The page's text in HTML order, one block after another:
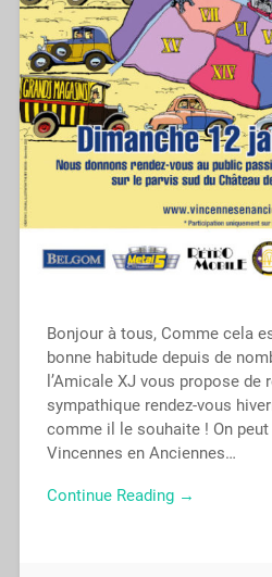
Bonjour à tous, Comme cela
bonne habitude depuis de
l’Amicale XJ vous propose de
sympathique rendez-vous
comme il le souhaite ! On peut
Vincennes en Anciennes…
Continue Reading →